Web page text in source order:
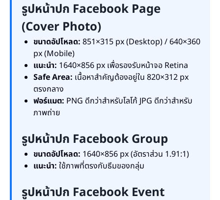
รูปหน้าปก Facebook Page
(Cover Photo)
ขนาดอัปโหลด: 851×315 px (Desktop) / 640×360
px (Mobile)
แนะนำ: 1640×856 px เพื่อรองรับหน้าจอ Retina
Safe Area: เนื้อหาสำคัญต้องอยู่ใน 820×312 px
ตรงกลาง
ฟอร์แมต: PNG ดีกว่าสำหรับโลโก้ JPG ดีกว่าสำหรับ
ภาพถ่าย
รูปหน้าปก Facebook Group
ขนาดอัปโหลด: 1640×856 px (อัตราส่วน 1.91:1)
แนะนำ: ใช้ภาพที่ตรงกับธีมของกลุ่ม
รูปหน้าปก Facebook Event